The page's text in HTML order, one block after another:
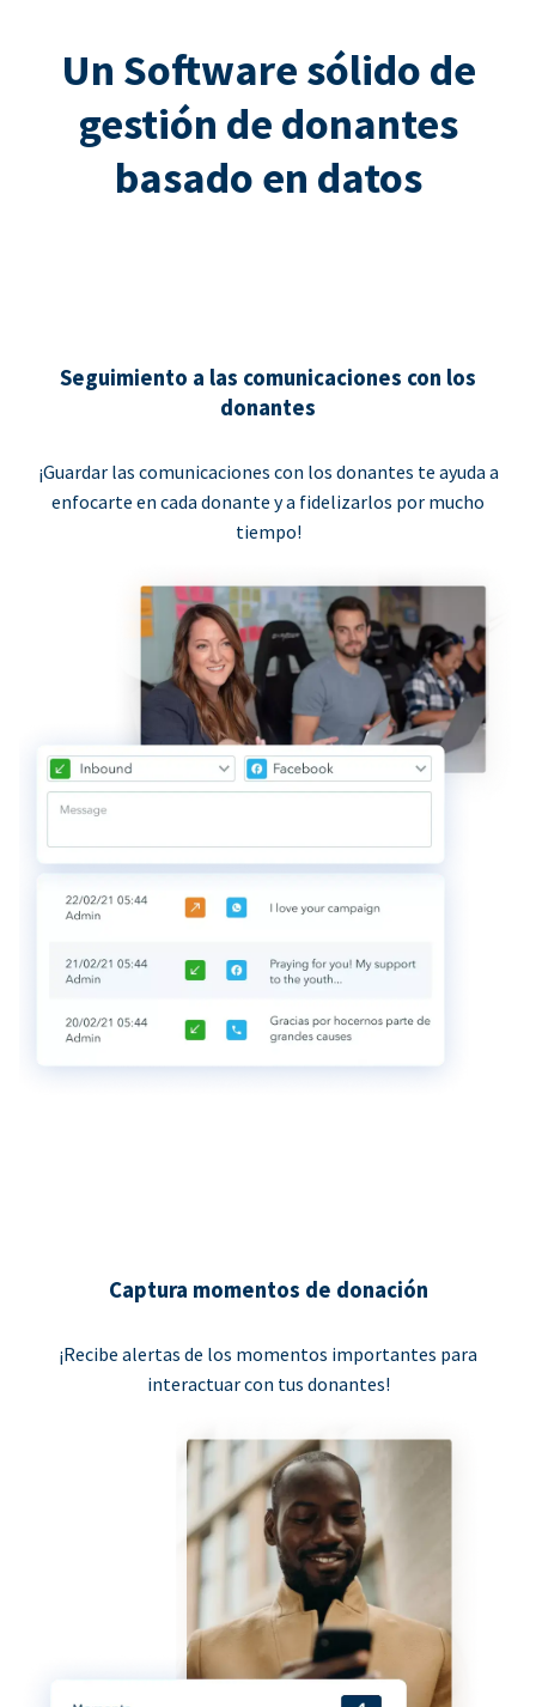
Un Software sólido de
gestión de donantes
basado en datos
Seguimiento a las comunicaciones con los
donantes
¡Guardar las comunicaciones con los donantes te ayuda a
enfocarte en cada donante y a fidelizarlos por mucho
tiempo!
Captura momentos de donación
¡Recibe alertas de los momentos importantes para
interactuar con tus donantes!